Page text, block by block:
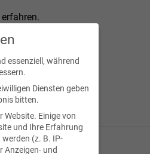
essenziell, während
Diensten geben
bitten.
Website. Einige von
und Ihre Erfahrung
(z. B. IP-
Anzeigen- und